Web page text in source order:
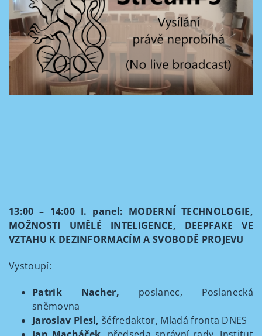
13:00 – 14:00 I. panel: MODERNÍ TECHNOLOGIE,
MOŽNOSTI UMĚLÉ INTELIGENCE, DEEPFAKE VE
VZTAHU K DEZINFORMACÍM A SVOBODĚ PROJEVU
Vystoupí:
Patrik Nacher, poslanec, Poslanecká
sněmovna
Jaroslav Plesl, šéfredaktor, Mladá fronta DNES